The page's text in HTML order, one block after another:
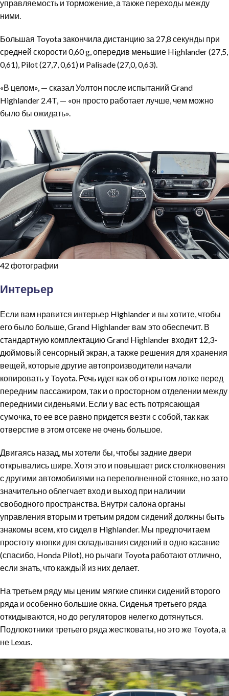
управляемость и торможение, а также переходы между
ними.
Большая Toyota закончила дистанцию за 27,8 секунды при
средней скорости 0,60 g, опередив меньшие Highlander (27,5,
0,61), Pilot (27,7, 0,61) и Palisade (27,0, 0,63).
«В целом», — сказал Уолтон после испытаний Grand
Highlander 2.4T, — «он просто работает лучше, чем можно
было бы ожидать».
42 фотографии
Интерьер
Если вам нравится интерьер Highlander и вы хотите, чтобы
его было больше, Grand Highlander вам это обеспечит. В
стандартную комплектацию Grand Highlander входит 12,3-
дюймовый сенсорный экран, а также решения для хранения
вещей, которые другие автопроизводители начали
копировать у Toyota. Речь идет как об открытом лотке перед
передним пассажиром, так и о просторном отделении между
передними сиденьями. Если у вас есть потрясающая
сумочка, то ее все равно придется везти с собой, так как
отверстие в этом отсеке не очень большое.
Двигаясь назад, мы хотели бы, чтобы задние двери
открывались шире. Хотя это и повышает риск столкновения
с другими автомобилями на переполненной стоянке, но зато
значительно облегчает вход и выход при наличии
свободного пространства. Внутри салона органы
управления вторым и третьим рядом сидений должны быть
знакомы всем, кто сидел в Highlander. Мы предпочитаем
простоту кнопки для складывания сидений в одно касание
(спасибо, Honda Pilot), но рычаги Toyota работают отлично,
если знать, что каждый из них делает.
На третьем ряду мы ценим мягкие спинки сидений второго
ряда и особенно большие окна. Сиденья третьего ряда
откидываются, но до регуляторов нелегко дотянуться.
Подлокотники третьего ряда жестковаты, но это же Toyota, а
не Lexus.